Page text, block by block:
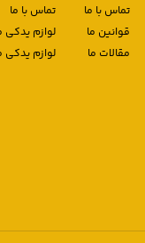
تماس با ما
قوانین ما
مقالات ما
تماس با ما
لوازم
لوازم یدکی